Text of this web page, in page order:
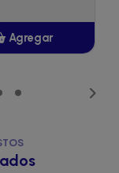
Agregar